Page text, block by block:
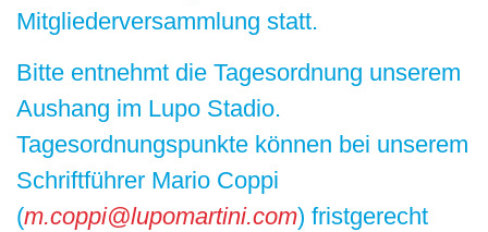
Mitgliederversammlung statt.
Bitte entnehmt die Tagesordnung unserem
Aushang im Lupo Stadio.
Tagesordnungspunkte können bei unserem
Schriftführer Mario Coppi
(m.coppi@lupomartini.com) fristgerecht